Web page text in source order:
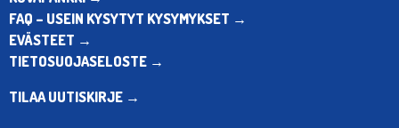
FAQ – USEIN KYSYTYT KYSYMYKSET →
EVÄSTEET →
TIETOSUOJASELOSTE →
TILAA UUTISKIRJE →